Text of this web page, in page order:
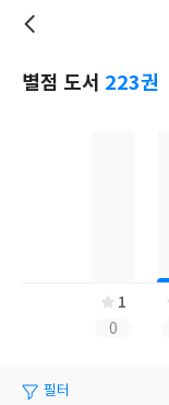
별점 도서 223권
1
0
필터